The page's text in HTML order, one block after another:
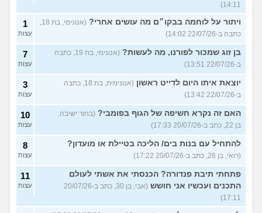
14:11)
ויתור על לוחמה בבקו״ם מה עושים אחרי?
(אנונימי, בת 18,
כתבה ב-22/07/26 14:02)
1
עצות
בן זוג שמכור לפורנו, מה לעשות?
(אנונימי, בת 19, כתבה
ב-22/07/26 13:51)
7
עצות
יוצאת איתו היום לדייט ראשון
(אנונימית, בת 18, כתבה
ב-22/07/26 13:42)
3
עצות
האם זה נקרא חשיפה של הגוף בפומבי? (בחור ישיבה,
בן 22, כתב ב-20/07/26 17:33)
10
עצות
להתחיל עם בנות בים/ הליכה בטיילת או מועדון?
(רואי, בן 26, כתב ב-20/07/26 17:22)
8
עצות
פתחתי תיבת פנדורה? הכנסתי את אשתי לעולם
התכנים ועכשיו אני חושש
(אבי, בן 30, כתב ב-20/07/26
17:11)
11
עצות